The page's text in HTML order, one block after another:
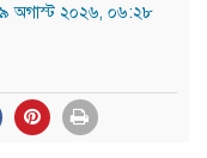
অগাস্ট ২০২৬, ০৬:২৮